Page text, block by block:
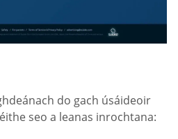
do gach úsáideoir
seo a leanas inrochtana: